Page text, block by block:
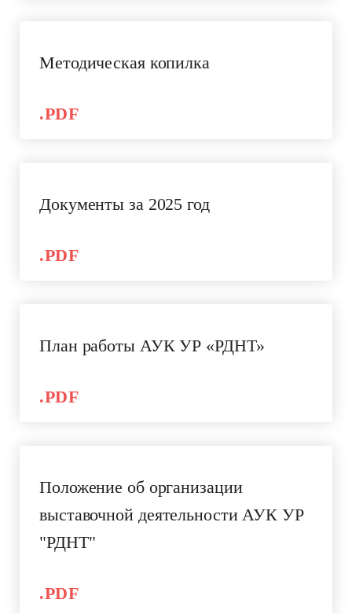
Методическая копилка
.PDF
Документы за 2025 год
.PDF
План работы АУК УР «РДНТ»
.PDF
Положение об организации
выставочной деятельности АУК УР
"РДНТ"
.PDF